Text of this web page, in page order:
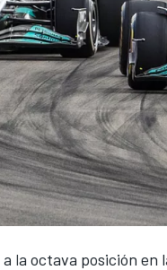
la octava posición en